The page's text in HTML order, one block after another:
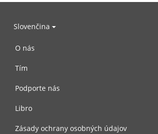
Slovenčina
O nás
Tím
Podporte nás
Libro
Zásady ochrany osobných údajov